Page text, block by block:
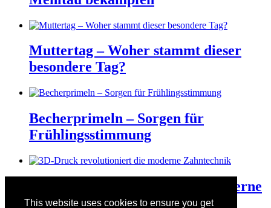
This website uses cookies to ensure you get
Muttertag – Woher stammt dieser
besondere Tag?
Becherprimeln – Sorgen für
Frühlingsstimmung
3D-Druck revolutioniert die moderne
Zahntechnik